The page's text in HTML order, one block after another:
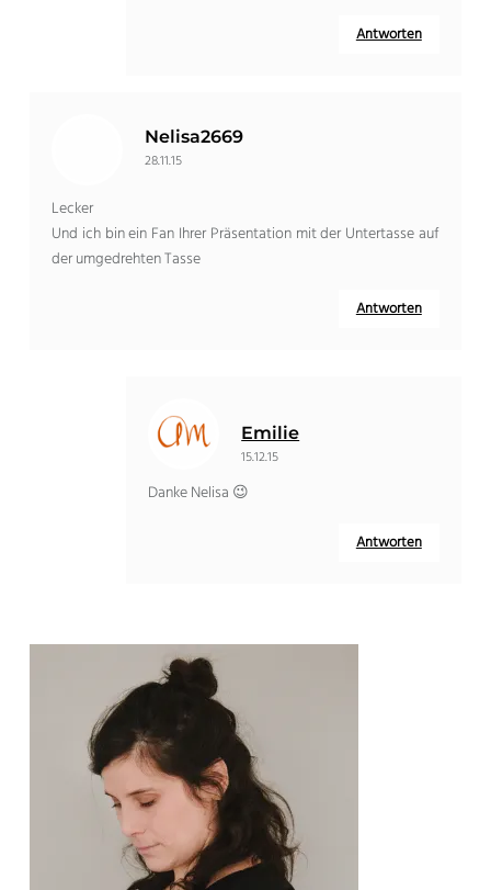
Antworten
Nelisa2669
28.11.15
Lecker
Und ich bin ein Fan Ihrer Präsentation mit der Untertasse auf
der umgedrehten Tasse
Antworten
Emilie
15.12.15
Danke Nelisa 😉
Antworten